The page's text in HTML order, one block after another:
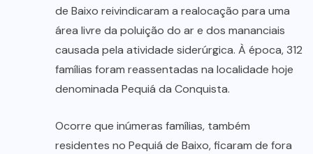
de Baixo reivindicaram a realocação para uma
área livre da poluição do ar e dos mananciais
causada pela atividade siderúrgica. À época, 312
famílias foram reassentadas na localidade hoje
denominada Pequiá da Conquista.
Ocorre que inúmeras famílias, também
residentes no Pequiá de Baixo, ficaram de fora